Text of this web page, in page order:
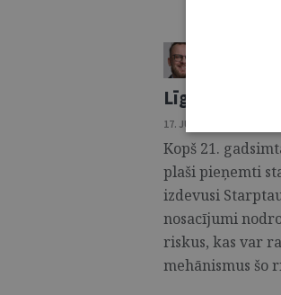
Līgumu
17. JŪNIJS 2025 • NR.
Kopš 21.
plaši pieņemti
izdevusi
nosacījumi
riskus, kas var
mehānismus šo